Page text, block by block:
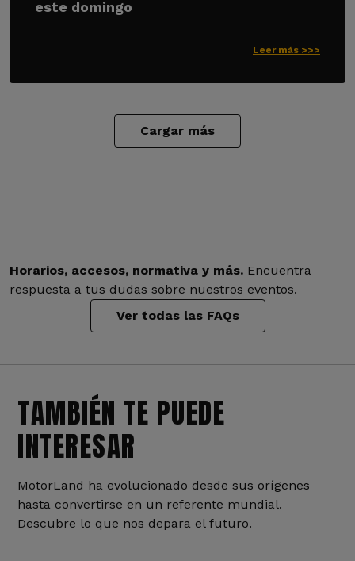
este domingo
Leer más >>>
Cargar más
Horarios, accesos, normativa y más. Encuentra
respuesta a tus dudas sobre nuestros eventos.
Ver todas las FAQs
TAMBIÉN TE PUEDE
INTERESAR
MotorLand ha evolucionado desde sus orígenes
hasta convertirse en un referente mundial.
Descubre lo que nos depara el futuro.